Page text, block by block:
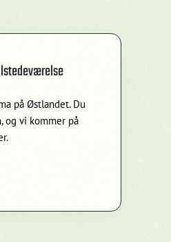
på Østlandet. Du
og vi kommer på